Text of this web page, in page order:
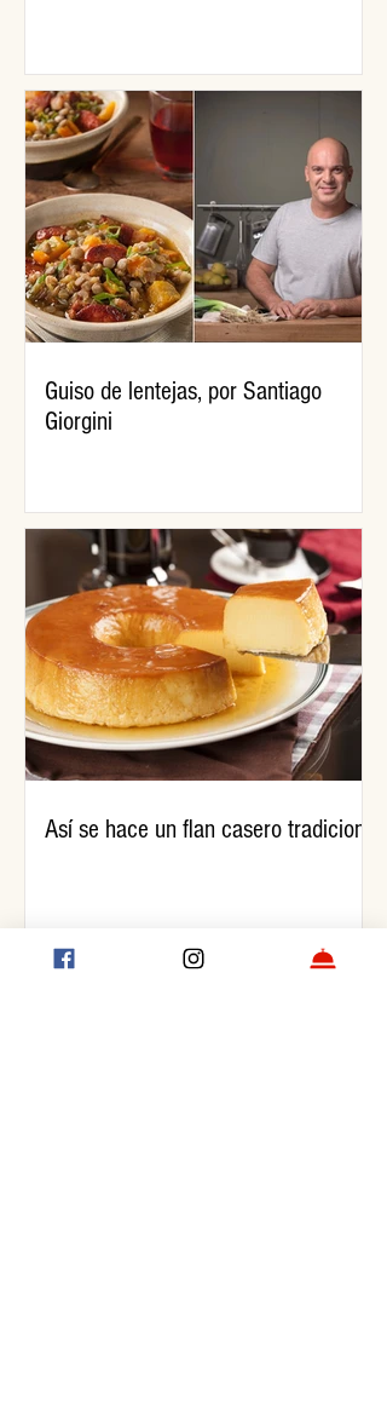
Guiso de lentejas, por Santiago
Giorgini
Así se hace un flan casero tradicional